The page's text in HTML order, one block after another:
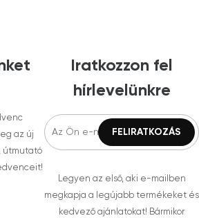
az új
útmutató
Iratkozzon fel
hírlevelünkre
Legyen az első, aki e-mailben
megkapja a legújabb termékeket és
kedvező ajánlatokat! Bármikor